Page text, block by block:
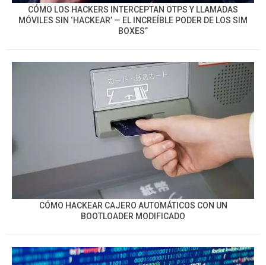
CÓMO LOS HACKERS INTERCEPTAN OTPS Y LLAMADAS
MÓVILES SIN ‘HACKEAR’ — EL INCREÍBLE PODER DE LOS SIM
BOXES”
CÓMO HACKEAR CAJERO AUTOMÁTICOS CON UN
BOOTLOADER MODIFICADO